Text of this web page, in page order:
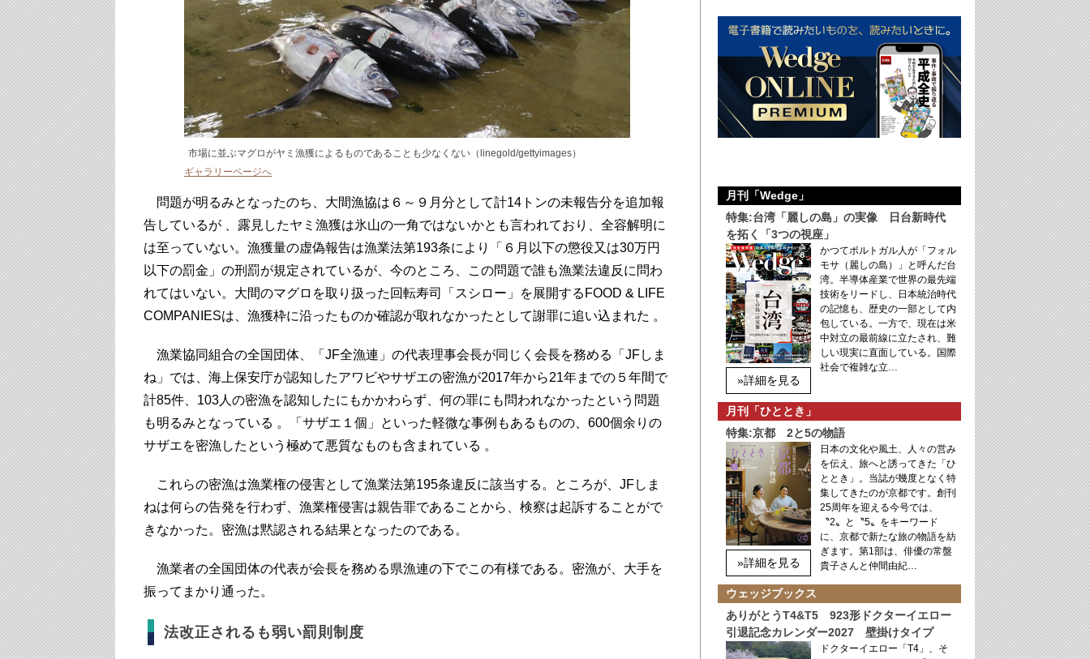
市場に並ぶマグロがヤミ漁獲によるものであることも少なくない（linegold/gettyimages）
ギャラリーページへ
問題が明るみとなったのち、大間漁協は６～９月分として計14トンの未報告分を追加報
告しているが 、露見したヤミ漁獲は氷山の一角ではないかとも言われており、全容解明に
は至っていない。漁獲量の虚偽報告は漁業法第193条により「６月以下の懲役又は30万円
以下の罰金」の刑罰が規定されているが、今のところ、この問題で誰も漁業法違反に問わ
れてはいない。大間のマグロを取り扱った回転寿司「スシロー」を展開するFOOD & LIFE
COMPANIESは、漁獲枠に沿ったものか確認が取れなかったとして謝罪に追い込まれた 。
漁業協同組合の全国団体、「JF全漁連」の代表理事会長が同じく会長を務める「JFしま
ね」では、海上保安庁が認知したアワビやサザエの密漁が2017年から21年までの５年間で
計85件、103人の密漁を認知したにもかかわらず、何の罪にも問われなかったという問題
も明るみとなっている 。「サザエ１個」といった軽微な事例もあるものの、600個余りの
サザエを密漁したという極めて悪質なものも含まれている 。
これらの密漁は漁業権の侵害として漁業法第195条違反に該当する。ところが、JFしま
ねは何らの告発を行わず、漁業権侵害は親告罪であることから、検察は起訴することがで
きなかった。密漁は黙認される結果となったのである。
漁業者の全国団体の代表が会長を務める県漁連の下でこの有様である。密漁が、大手を
振ってまかり通った。
法改正されるも弱い罰則制度
月刊「Wedge」
特集:台湾「麗しの島」の実像 日台新時代
を拓く「3つの視座」
»詳細を見る
かつてポルトガル人が「フォル
モサ（麗しの島）」と呼んだ台
湾。半導体産業で世界の最先端
技術をリードし、日本統治時代
の記憶も、歴史の一部として内
包している。一方で、現在は米
中対立の最前線に立たされ、難
しい現実に直面している。国際
社会で複雑な立…
月刊「ひととき」
特集:京都 2と5の物語
»詳細を見る
日本の文化や風土、人々の営み
を伝え、旅へと誘ってきた「ひ
ととき」。当誌が幾度となく特
集してきたのが京都です。創刊
25周年を迎える今号では、
〝2〟と〝5〟をキーワード
に、京都で新たな旅の物語を紡
ぎます。第1部は、俳優の常盤
貴子さんと仲間由紀…
ウェッジブックス
ありがとうT4&T5 923形ドクターイエロー
引退記念カレンダー2027 壁掛けタイプ
ドクターイエロー「T4」、そ